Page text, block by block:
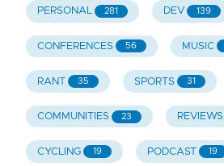
PERSONAL 281 DEV 139
CONFERENCES 56 MUSIC
RANT 35 SPORTS 31
COMMUNITIES 23 REVIEWS
CYCLING 19 PODCAST 19